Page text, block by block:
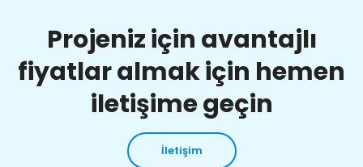
Projeniz için avantajlı
fiyatlar almak için hemen
iletişime geçin
İletişim